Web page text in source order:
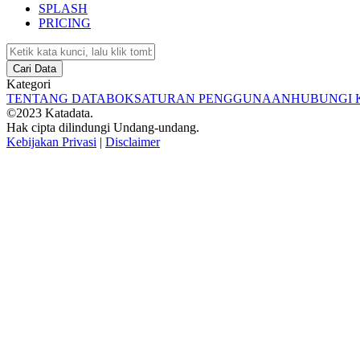
SPLASH
PRICING
Cari Data
Kategori
TENTANG DATABOKSATURAN PENGGUNAANHUBUNGI
©2023 Katadata.
Hak cipta dilindungi Undang-undang.
Kebijakan Privasi | Disclaimer